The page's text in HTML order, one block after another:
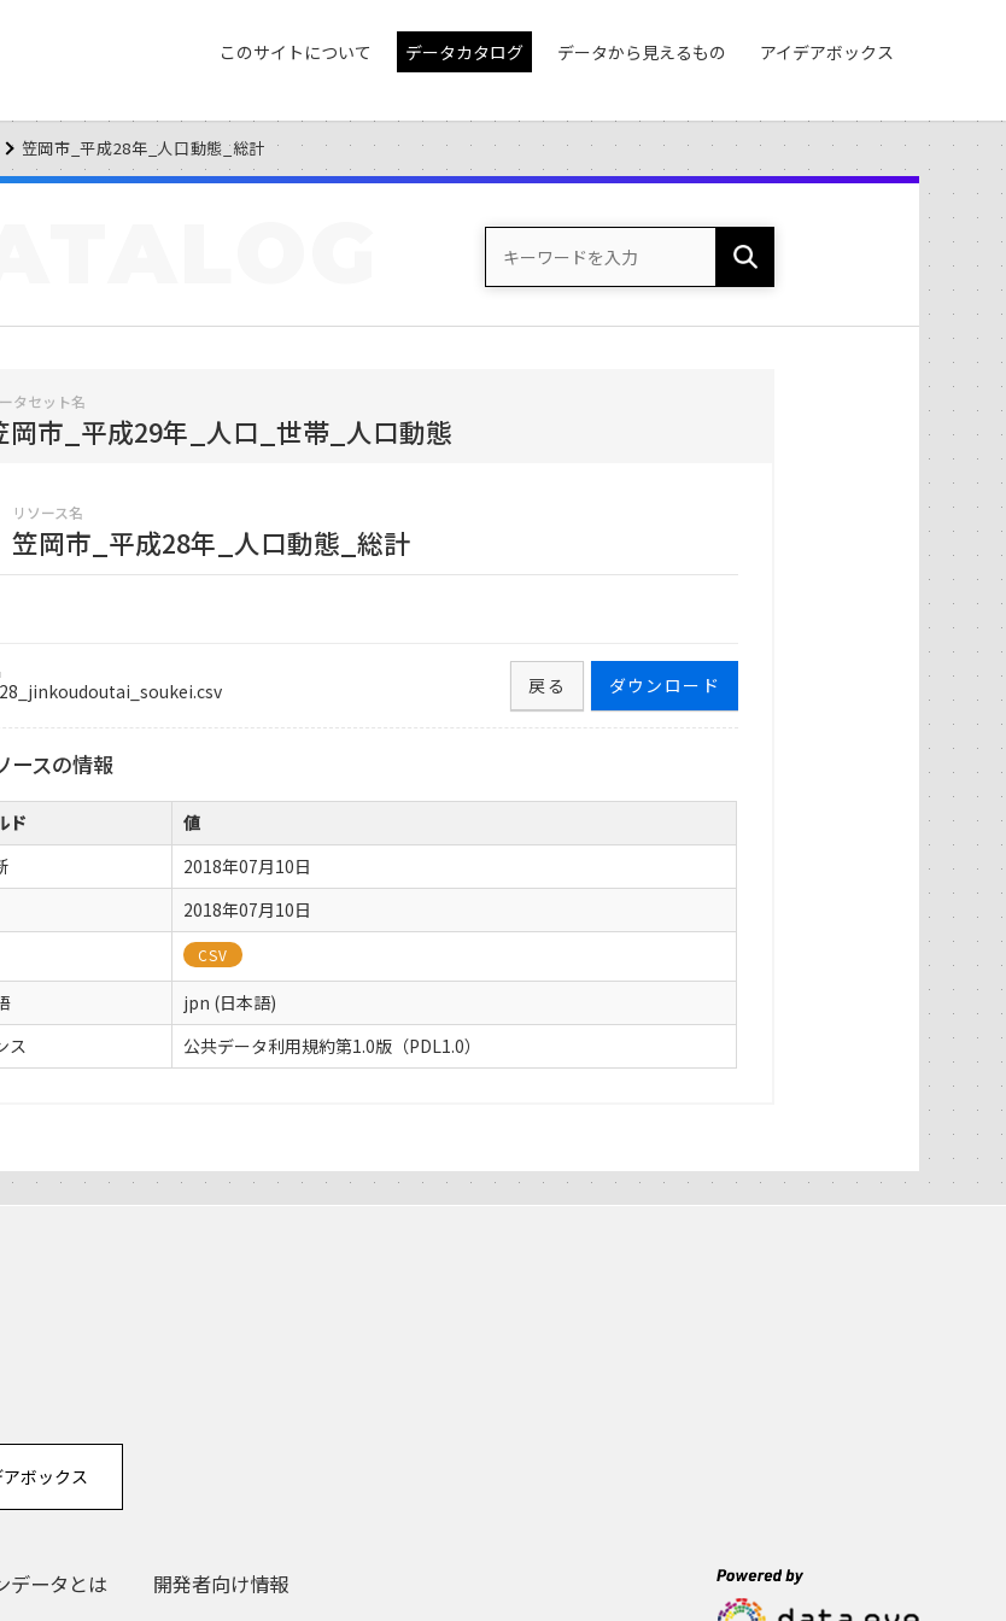
このサイトについて データカタログ データから見えるもの アイデアボックス
笠岡市_平成28年_人口動態_総計
タセット名
岡市_平成29年_人口_世帯_人口動態
リソース名
笠岡市_平成28年_人口動態_総計
ダウンロード
戻る
ースの情報
ド
値
2018年07月10日
2018年07月10日
CSV
jpn (日本語)
ス
公共データ利用規約第1.0版（PDL1.0）
ボックス
データとは 開発者向け情報